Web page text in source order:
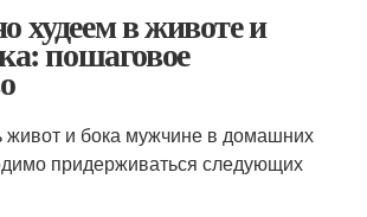
худеем в животе и
пошаговое
живот и бока мужчине в домашних
придерживаться следующих